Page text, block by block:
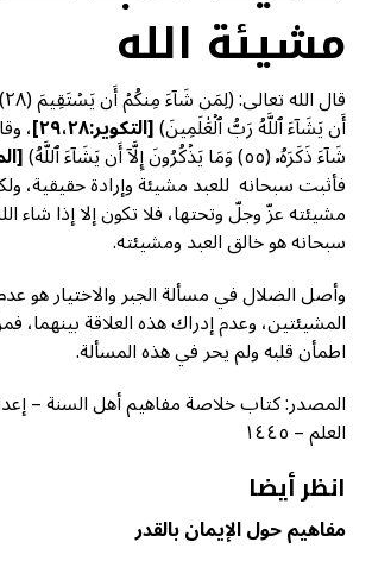
مشيئة الله
أَن يَشَآءَ ٱللَّهُ رَبُّ ٱلۡعَٰلَمِينَ)[التكوير:٢٩،٢٨] ،
شَآءَ ذَكَرَهُۥ (٥٥) وَمَا يَذۡكُرُونَ إِلَّآ أَن يَشَآءَ ٱللَّهُ) [
فأثبت سبحانه للعبد مشيئة وإرادة حقيقية،
مشيئته عزّ وجلّ وتحتها، فلا تكون إلا إذا شاء
سبحانه هو خالق العبد ومشيئته.
وأصل الضلال في مسألة الجبر والاختيار هو
المشيئتين، وعدم إدراك هذه العلاقة
اطمأن قلبه ولم يحر في هذه المسألة.
المصدر: كتاب خلاصة مفاهيم أهل السنة –
العلم – ١٤٤٥
انظر أيضا
مفاهيم حول الإيمان بالقدر